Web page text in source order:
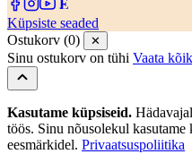
Küpsiste seaded
Ostukorv (0)
✕
Sinu ostukorv on tühi Vaata
Kasutame küpsiseid.
töös. Sinu nõusolekul
eesmärkidel. Privaatsuspoliitika